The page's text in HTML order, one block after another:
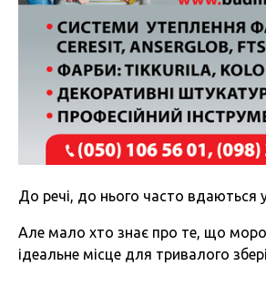
До речі, до нього часто вдаються
Але мало хто знає про те, що
ідеальне місце для тривалого